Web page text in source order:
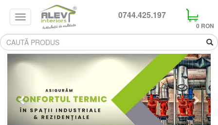
0744.425.197
0 RON
Search
Previous Next